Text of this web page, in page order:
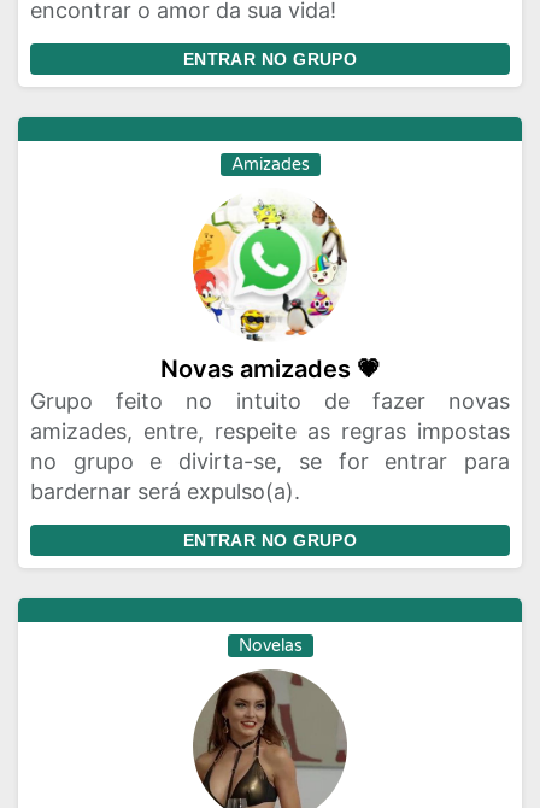
encontrar o amor da sua vida!
ENTRAR NO GRUPO
Amizades
Novas amizades 💗
Grupo feito no intuito de fazer novas
amizades, entre, respeite as regras impostas
no grupo e divirta-se, se for entrar para
bardernar será expulso(a).
ENTRAR NO GRUPO
Novelas